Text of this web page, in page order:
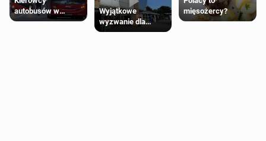
autobusów w
Londynie
Wyjątkowe
wyzwanie dla
posiadaczy kart
mięsożercy?